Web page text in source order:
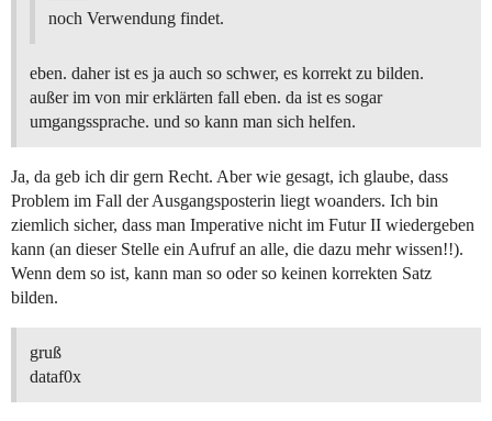
noch Verwendung findet.
eben. daher ist es ja auch so schwer, es korrekt zu bilden.
außer im von mir erklärten fall eben. da ist es sogar
umgangssprache. und so kann man sich helfen.
Ja, da geb ich dir gern Recht. Aber wie gesagt, ich glaube, dass
Problem im Fall der Ausgangsposterin liegt woanders. Ich bin
ziemlich sicher, dass man Imperative nicht im Futur II wiedergeben
kann (an dieser Stelle ein Aufruf an alle, die dazu mehr wissen!!).
Wenn dem so ist, kann man so oder so keinen korrekten Satz
bilden.
gruß
dataf0x